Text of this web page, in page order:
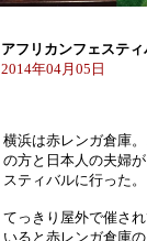
アフリカンフェステ
2014年04月05日
横浜は赤レンガ倉庫
の方と日本人の夫婦
スティバルに行った。
てっきり屋外で催さ
いると赤レンガ倉庫